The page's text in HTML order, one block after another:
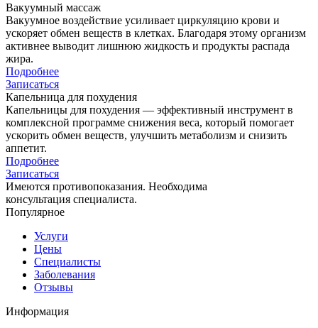
Вакуумный массаж
Вакуумное воздействие усиливает циркуляцию крови и
ускоряет обмен веществ в клетках. Благодаря этому организм
активнее выводит лишнюю жидкость и продукты распада
жира.
Подробнее
Записаться
Капельница для похудения
Капельницы для похудения — эффективный инструмент в
комплексной программе снижения веса, который помогает
ускорить обмен веществ, улучшить метаболизм и снизить
аппетит.
Подробнее
Записаться
Имеются противопоказания. Необходима
консультация специалиста.
Популярное
Услуги
Цены
Специалисты
Заболевания
Отзывы
Информация